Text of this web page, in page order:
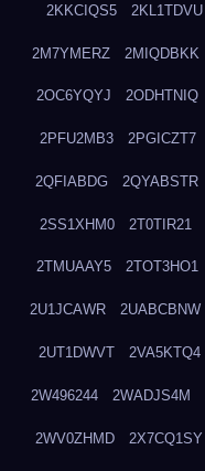
2KKCIQS5 2KL1TDVU
2M7YMERZ 2MIQDBKK
2OC6YQYJ 2ODHTNIQ
2PFU2MB3 2PGICZT7
2QFIABDG 2QYABSTR
2SS1XHM0 2T0TIR21
2TMUAAY5 2TOT3HO1
2U1JCAWR 2UABCBNW
2UT1DWVT 2VA5KTQ4
2W496244 2WADJS4M
2WV0ZHMD 2X7CQ1SY